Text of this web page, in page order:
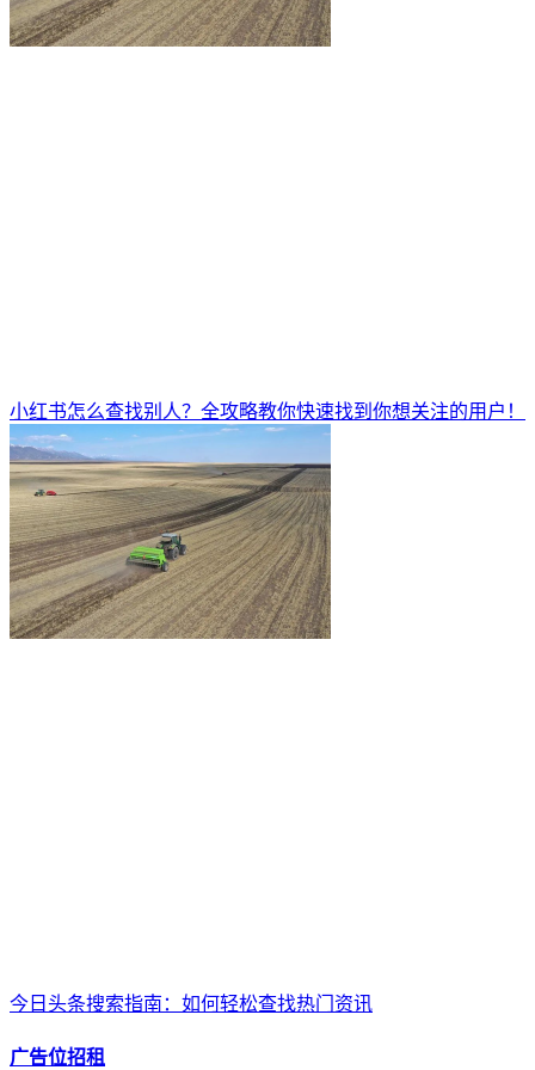
小红书怎么查找别人？全攻略教你快速找到你想关注的用户！
今日头条搜索指南：如何轻松查找热门资讯
广告位招租